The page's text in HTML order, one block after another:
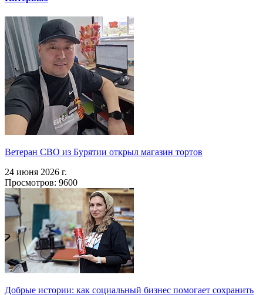
Ветеран СВО из Бурятии открыл магазин тортов
24 июня 2026 г.
Просмотров: 9600
Добрые истории: как социальный бизнес помогает сохранить